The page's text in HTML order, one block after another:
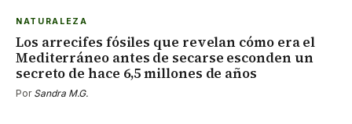
NATURALEZA
Los arrecifes fósiles que revelan cómo era el
Mediterráneo antes de secarse esconden un
secreto de hace 6,5 millones de años
Por Sandra M.G.